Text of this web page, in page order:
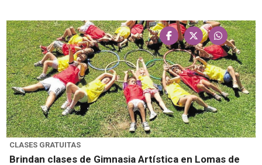
CLASES GRATUITAS
Brindan clases de Gimnasia Artística en Lomas de